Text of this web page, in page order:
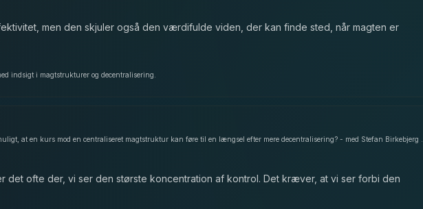
men den skjuler også den værdifulde viden, der kan finde sted, når magten er
indsigt i magtstrukturer og decentralisering.
det ofte der, vi ser den største koncentration af kontrol. Det kræver, at vi ser forbi den